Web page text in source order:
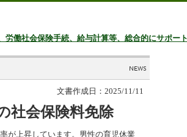
働社会保険手続、給与計算等、総合的にサポー
文書作成日：2025/11/11
社会保険料免除
が上昇しています。男性の育児休業